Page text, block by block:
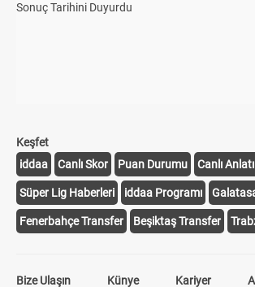
Sonuç Tarihini Duyurdu
Keşfet
iddaa
Canlı Skor Puan Durumu Canlı
Süper Lig Haberleri iddaa Programı
Fenerbahçe Transfer Beşiktaş Transfer
Bize Ulaşın Künye Kariyer